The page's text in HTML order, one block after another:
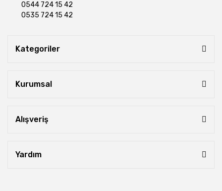
0544 724 15 42
0535 724 15 42
Kategoriler
Kurumsal
Alışveriş
Yardım